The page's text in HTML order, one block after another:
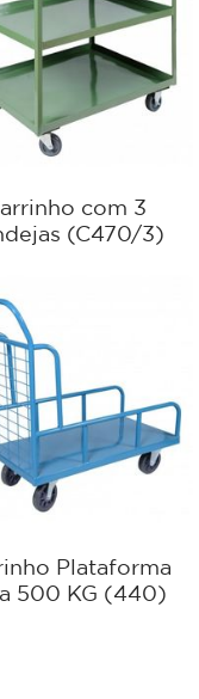
com 3
(C470/3)
Plataforma
500 KG (440)